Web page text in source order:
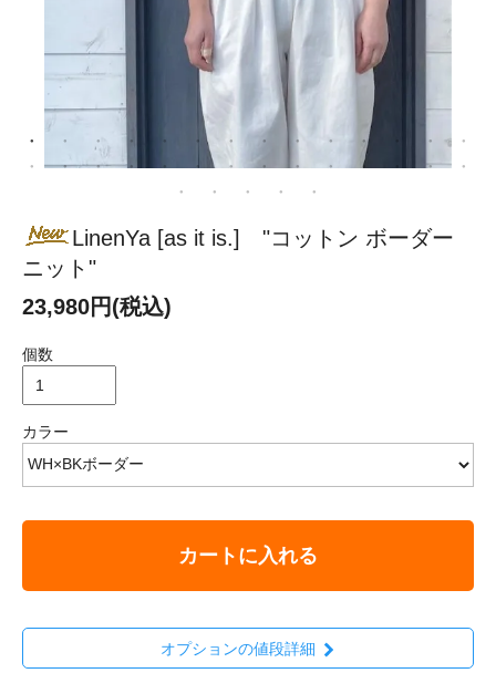
LinenYa [as it is.] "コットン ボーダー
ニット"
23,980円(税込)
個数
カラー
カートに入れる
オプションの値段詳細